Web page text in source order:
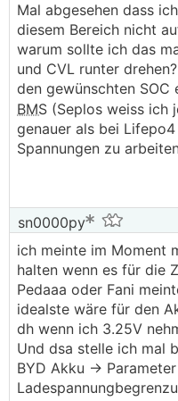
Danke mal
Also auf 100%
───────────────
...und warum nicht?
Wennst den CVL
Zelle (was absolute
Zellen nicht schadet)
weiter runter und
😉
Mal abgesehen dass
diesem Bereich nicht
warum sollte ich das
und CVL runter
den gewünschten
BMS (Seplos weiss ich
genauer als bei
Spannungen zu
sn0000py
ich meinte im Moment
halten wenn es für die
Pedaaa oder Fani
idealste wäre für den
dh wenn ich 3.25V
Und dsa stelle ich mal
BYD Akku ->